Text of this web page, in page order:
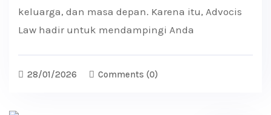
keluarga, dan masa depan. Karena itu, Advocis
Law hadir untuk mendampingi Anda
28/01/2026 Comments (0)